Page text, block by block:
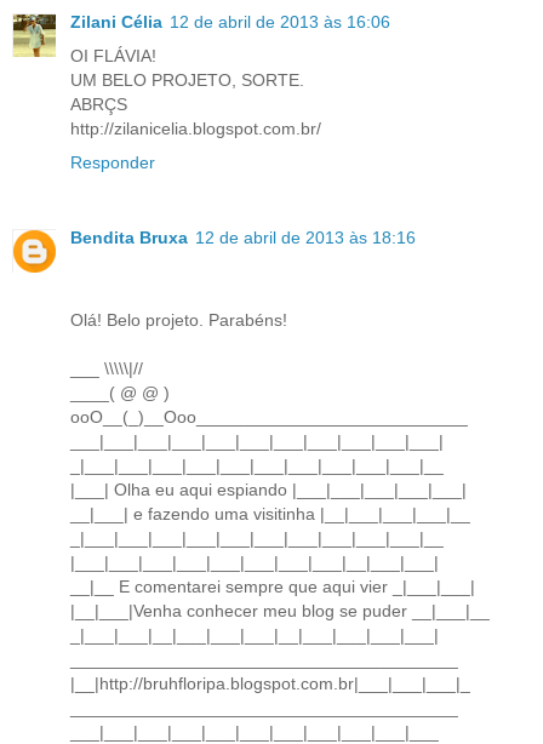
Zilani Célia 12 de abril de 2013 às 16:06
OI FLÁVIA!
UM BELO PROJETO, SORTE.
ABRÇS
http://zilanicelia.blogspot.com.br/
Responder
Bendita Bruxa 12 de abril de 2013 às 18:16
Olá! Belo projeto. Parabéns!
___ \\\\\|//
____( @ @ )
ooO__(_)__Ooo____________________________
___|___|___|___|___|___|___|___|___|___|___|
_|___|___|___|___|___|___|___|___|___|___|__
|___| Olha eu aqui espiando |___|___|___|___|___|
__|___| e fazendo uma visitinha |__|___|___|___|__
_|___|___|___|___|___|___|___|___|___|___|__
|___|___|___|___|___|___|___|___|__|___|___|
__|__ E comentarei sempre que aqui vier _|___|___|
|__|___|Venha conhecer meu blog se puder __|___|__
_|___|___|__|___|___|___|__|___|___|___|___|
|__|http://bruhfloripa.blogspot.com.br|___|___|___|_
___|___|___|___|___|___|___|___|___|___|___